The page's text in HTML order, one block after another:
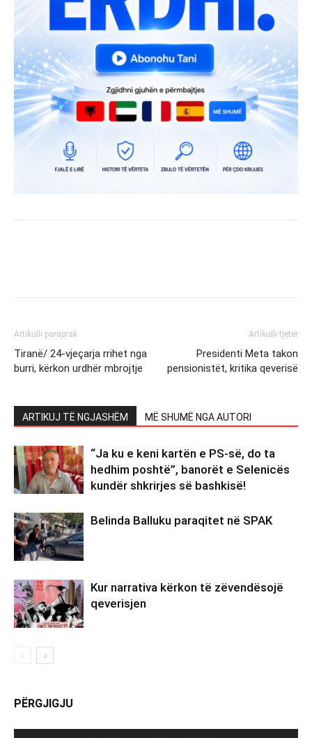
Artikulli paraprak
Tiranë/ 24-vjeçarja rrihet nga
burri, kërkon urdhër mbrojtje
Artikulli tjetër
Presidenti Meta takon
pensionistët, kritika qeverisë
ARTIKUJ TË NGJASHËM MË SHUMË NGA AUTORI
“Ja ku e keni kartën e PS-së, do ta
hedhim poshtë”, banorët e Selenicës
kundër shkrirjes së bashkisë!
Belinda Balluku paraqitet në SPAK
Kur narrativa kërkon të zëvendësojë
qeverisjen
PËRGJIGJU